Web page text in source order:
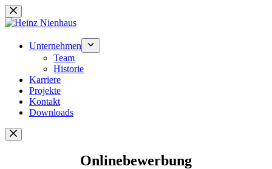
Zum
Inhalt
Unternehmen
Team
Historie
Karriere
Projekte
Kontakt
Downloads
Onlinebewerbung